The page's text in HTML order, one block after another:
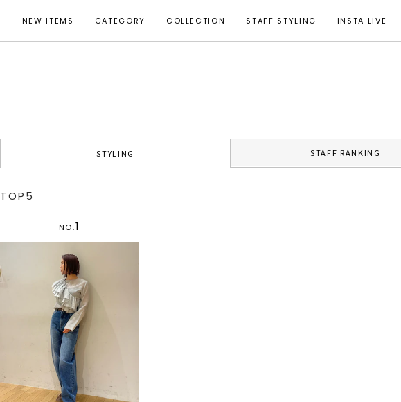
NEW ITEMS CATEGORY COLLECTION STAFF STYLING INSTA LIVE
STYLING STAFF RANKING
TOP5
NO.1